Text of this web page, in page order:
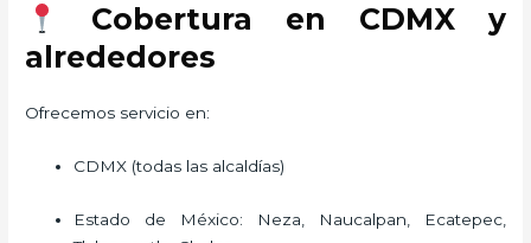
Cobertura en CDMX y
alrededores
Ofrecemos servicio en:
CDMX (todas las alcaldías)
Estado de México: Neza, Naucalpan, Ecatepec,